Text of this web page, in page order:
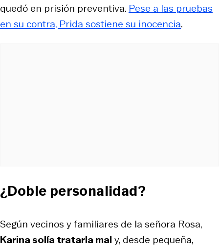
quedó en prisión preventiva. Pese a las pruebas
en su contra, Prida sostiene su inocencia.
¿Doble personalidad?
Según vecinos y familiares de la señora Rosa,
Karina solía tratarla maly, desde pequeña,